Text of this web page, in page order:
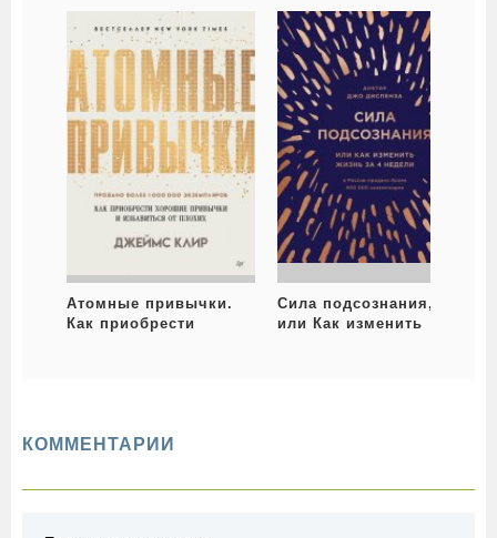
Атомные привычки.
Как приобрести
Сила подсознания,
или Как изменить
КОММЕНТАРИИ